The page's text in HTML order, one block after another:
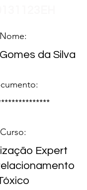
Nome:
da Silva
Curso:
Expert